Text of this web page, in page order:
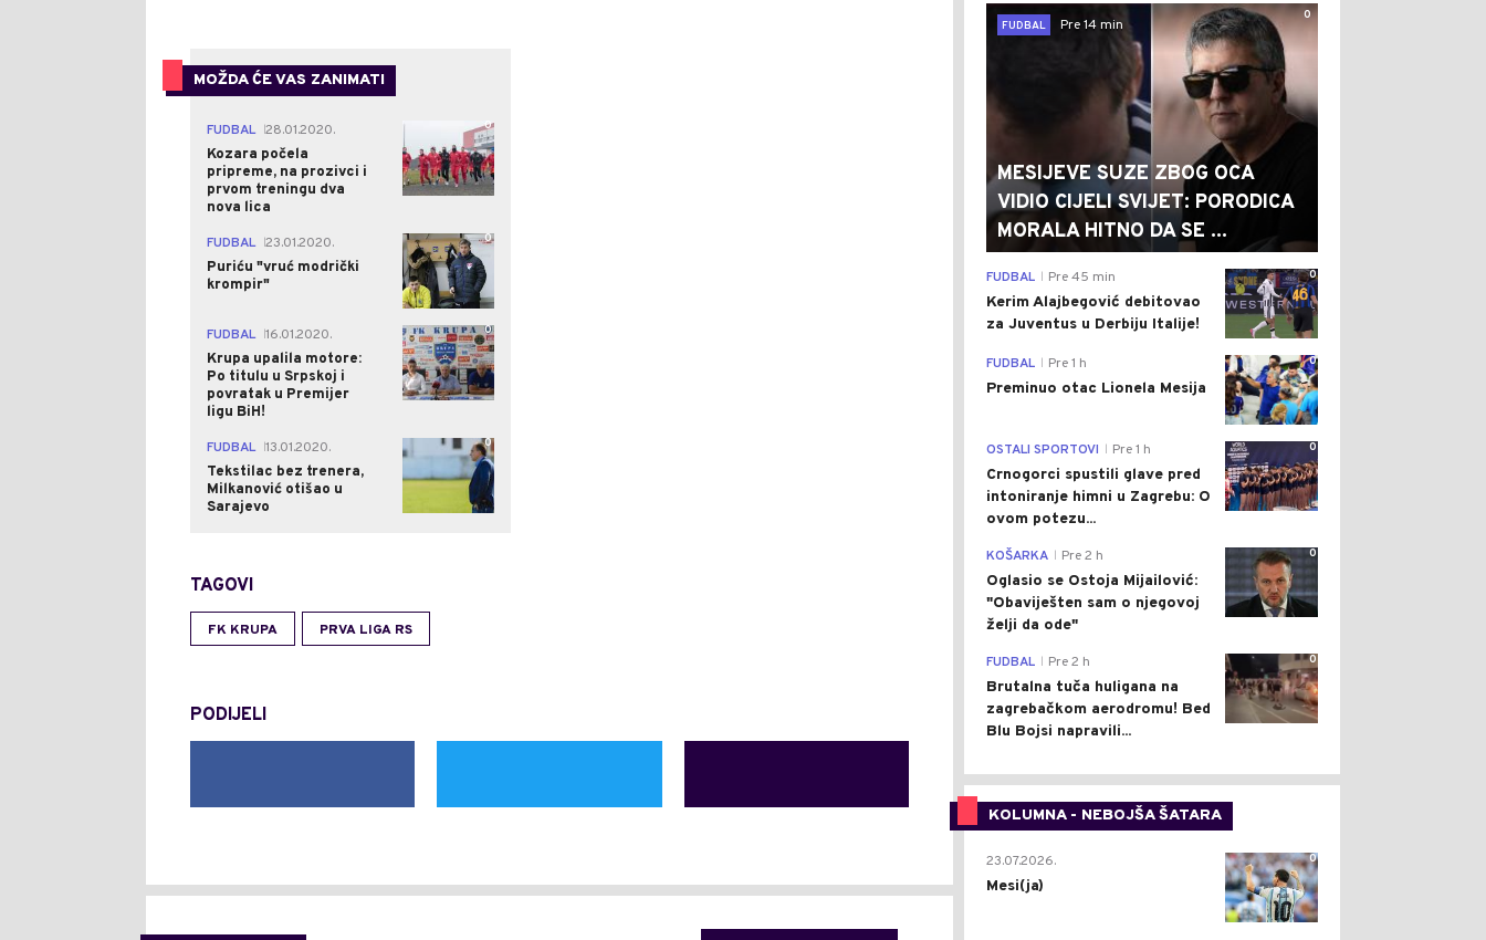
MOŽDA ĆE VAS ZANIMATI
FUDBAL 28.01.2020.
Kozara počela
pripreme, na prozivci i
prvom treningu dva
nova lica
0
FUDBAL 23.01.2020.
Puriću "vruć modrički
krompir"
0
FUDBAL 16.01.2020.
Krupa upalila motore:
Po titulu u Srpskoj i
povratak u Premijer
ligu BiH!
0
FUDBAL 13.01.2020.
Tekstilac bez trenera,
Milkanović otišao u
Sarajevo
0
TAGOVI
FK KRUPA PRVA LIGA RS
PODIJELI
0
FUDBAL
Pre 14 min
MESIJEVE SUZE ZBOG OCA
VIDIO CIJELI SVIJET: PORODICA
MORALA HITNO DA SE ...
0
FUDBAL Pre 45 min
Kerim Alajbegović debitovao
za Juventus u Derbiju Italije!
0
FUDBAL Pre 1 h
Preminuo otac Lionela Mesija
0
OSTALI SPORTOVI Pre 1 h
Crnogorci spustili glave pred
intoniranje himni u Zagrebu: O
ovom potezu...
0
KOŠARKA Pre 2 h
Oglasio se Ostoja Mijailović:
"Obaviješten sam o njegovoj
želji da ode"
0
FUDBAL Pre 2 h
Brutalna tuča huligana na
zagrebačkom aerodromu! Bed
Blu Bojsi napravili...
KOLUMNA - NEBOJŠA ŠATARA
0
23.07.2026.
Mesi(ja)